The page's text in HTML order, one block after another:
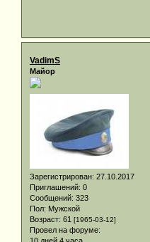
VadimS
Майор
Зарегистрирован: 27.10.2017
Приглашений: 0
Сообщений: 323
Пол: Мужской
Возраст: 61 [1965-03-12]
Провел на форуме: